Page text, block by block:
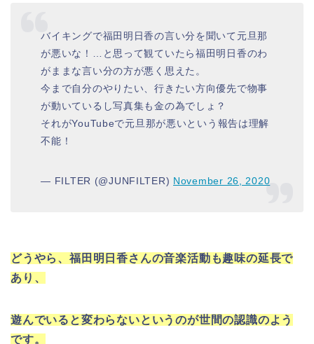
バイキングで福田明日香の言い分を聞いて元旦那
が悪いな！…と思って観ていたら福田明日香のわ
がままな言い分の方が悪く思えた。
今まで自分のやりたい、行きたい方向優先で物事
が動いているし写真集も金の為でしょ？
それがYouTubeで元旦那が悪いという報告は理解
不能！
— FILTER (@JUNFILTER) November 26, 2020
どうやら、福田明日香さんの音楽活動も趣味の延長で
あり、
遊んでいると変わらないというのが世間の認識のよう
です。